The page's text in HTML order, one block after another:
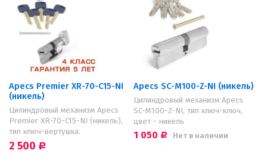
Apecs Premier XR-70-C15-NI
(никель)
Цилиндровый механизм Apecs
Premier XR-70-C15-NI (никель),
тип ключ-вертушка.
2 500 Р
Apecs SC-M100-Z-NI (никель)
Цилиндровый механизм Apecs
SC-M100-Z-NI, тип ключ-ключ,
цвет - никель
1 050 Р Нет в наличии